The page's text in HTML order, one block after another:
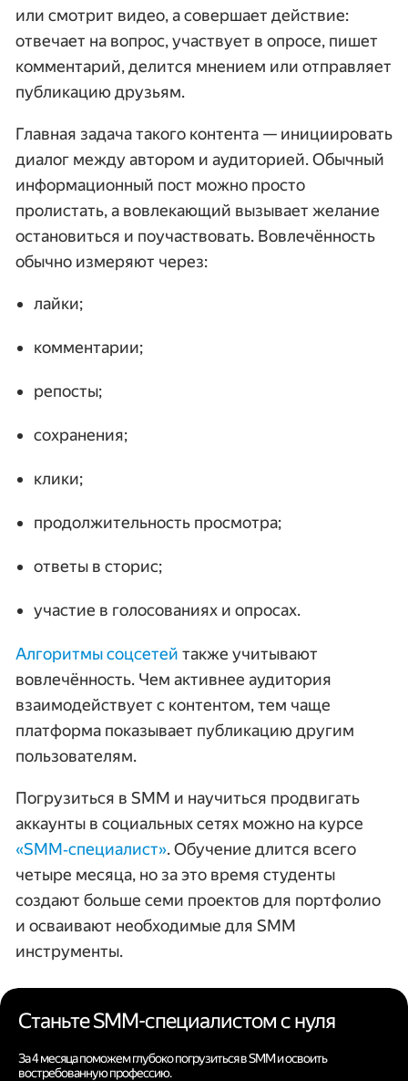
или смотрит видео, а совершает действие:
отвечает на вопрос, участвует в опросе, пишет
комментарий, делится мнением или отправляет
публикацию друзьям.
Главная задача такого контента — инициировать
диалог между автором и аудиторией. Обычный
информационный пост можно просто
пролистать, а вовлекающий вызывает желание
остановиться и поучаствовать. Вовлечённость
обычно измеряют через:
лайки;
комментарии;
репосты;
сохранения;
клики;
продолжительность просмотра;
ответы в сторис;
участие в голосованиях и опросах.
Алгоритмы соцсетей также учитывают
вовлечённость. Чем активнее аудитория
взаимодействует с контентом, тем чаще
платформа показывает публикацию другим
пользователям.
Погрузиться в SMM и научиться продвигать
аккаунты в социальных сетях можно на курсе
«SMM‑специалист». Обучение длится всего
четыре месяца, но за это время студенты
создают больше семи проектов для портфолио
и осваивают необходимые для SMM
инструменты.
Станьте SMM-специалистом с нуля
За 4 месяца поможем глубоко погрузиться в SMM и освоить
востребованную профессию.